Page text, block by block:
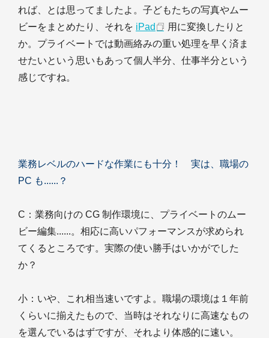
れば、とは思ってましたよ。子どもたちの写真やムー
ビーをまとめたり、それを iPad
用に変換したりと
か。プライベートでは動画絡みの重い処理を早く済ま
せたいという思いもあって個人半分、仕事半分という
感じですね。
業務レベルのハードな作業にも十分！ 実は、職場の
PC も......？
C ：業務向けの CG 制作環境に、プライベートのムー
ビー編集......。相応に高いパフォーマンスが求められ
てくるところです。実際の使い勝手はいかがでした
か？
小 ：いや、これ相当速いですよ。職場の環境は１年前
くらいに揃えたもので、当時はそれなりに高速なもの
を選んでいるはずですが、それより体感的に速い。